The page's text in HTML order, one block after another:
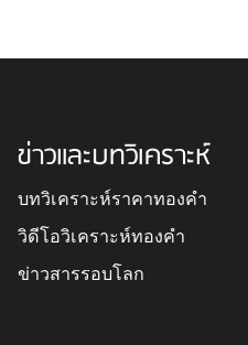
ข่าวและบทวิเคราะห์
บทวิเคราะห์ราคาทองคำ
วิดีโอวิเคราะห์ทองคำ
ข่าวสารรอบโลก